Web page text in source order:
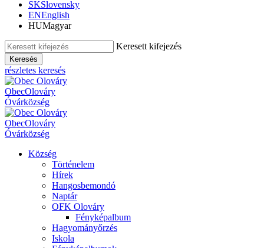
SKSlovensky
ENEnglish
HUMagyar
Keresett kifejezés
Keresés
részletes keresés
ObecOlováry
Óvárközség
ObecOlováry
Óvárközség
Község
Történelem
Hírek
Hangosbemondó
Naptár
OFK Olováry
Fényképalbum
Hagyományőrzés
Iskola